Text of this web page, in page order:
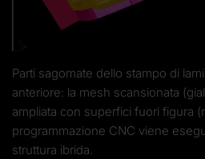
Parti sagomate dello stampo di
anteriore: la mesh scansionata
ampliata con superfici fuori figura
programmazione CNC viene
struttura ibrida.